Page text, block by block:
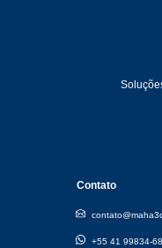
Contato
+55 41 99834-